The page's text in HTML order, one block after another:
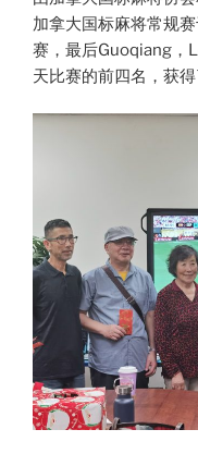
加拿大国标麻将常规
赛，最后Guoqiang，
天比赛的前四名，获得